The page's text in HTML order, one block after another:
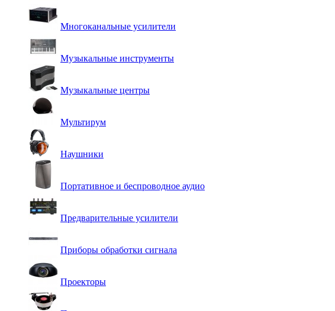
Многоканальные усилители
Музыкальные инструменты
Музыкальные центры
Мультирум
Наушники
Портативное и беспроводное аудио
Предварительные усилители
Приборы обработки сигнала
Проекторы